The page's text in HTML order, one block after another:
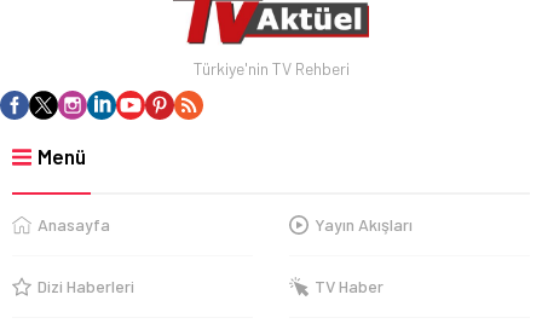
Türkiye'nin TV Rehberi
Menü
Anasayfa Yayın Akışları
Dizi Haberleri TV Haber